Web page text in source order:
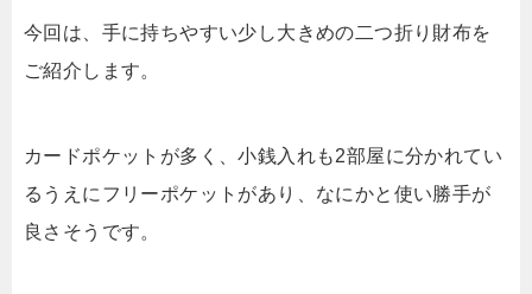
今回は、手に持ちやすい少し大きめの二つ折り財布を
ご紹介します。
カードポケットが多く、小銭入れも2部屋に分かれてい
るうえにフリーポケットがあり、なにかと使い勝手が
良さそうです。